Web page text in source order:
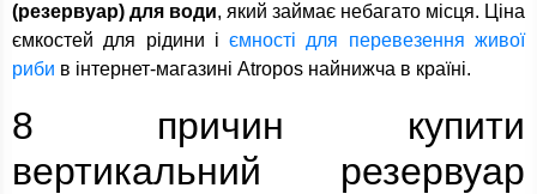
(резервуар) для води, який займає небагато місця. Ціна
ємкостей для рідини іємності для перевезення живої
риби в інтернет-магазині Atropos найнижча в країні.
8 причин купити
вертикальний резервуар